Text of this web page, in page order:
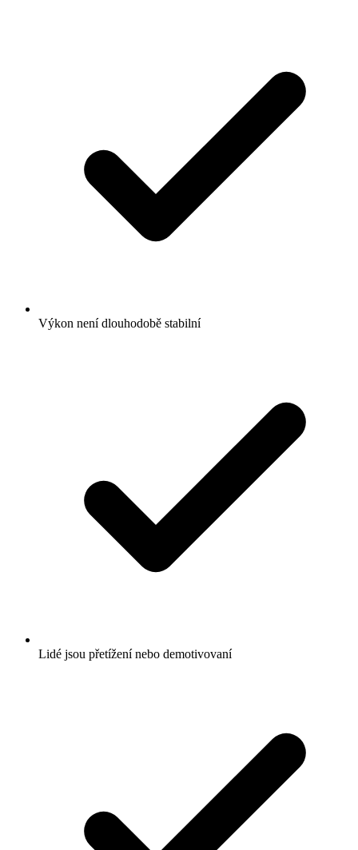
Výkon není dlouhodobě stabilní
Lidé jsou přetížení nebo demotivovaní